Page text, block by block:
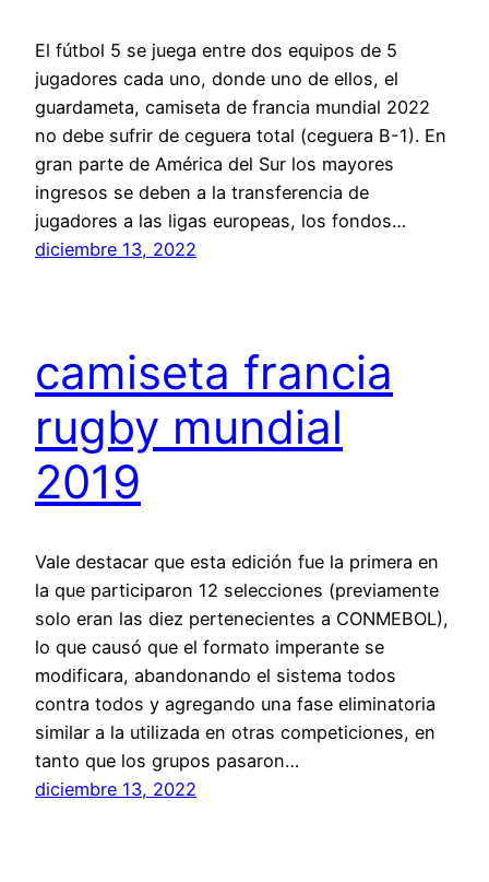
El fútbol 5 se juega entre dos equipos de 5
jugadores cada uno, donde uno de ellos, el
guardameta, camiseta de francia mundial 2022
no debe sufrir de ceguera total (ceguera B-1). En
gran parte de América del Sur los mayores
ingresos se deben a la transferencia de
jugadores a las ligas europeas, los fondos…
diciembre 13, 2022
camiseta francia
rugby mundial
2019
Vale destacar que esta edición fue la primera en
la que participaron 12 selecciones (previamente
solo eran las diez pertenecientes a CONMEBOL),
lo que causó que el formato imperante se
modificara, abandonando el sistema todos
contra todos y agregando una fase eliminatoria
similar a la utilizada en otras competiciones, en
tanto que los grupos pasaron…
diciembre 13, 2022